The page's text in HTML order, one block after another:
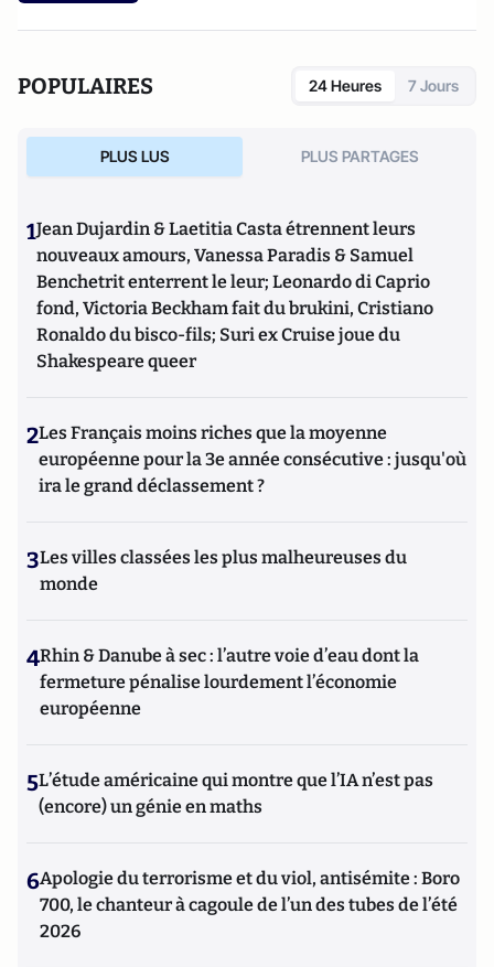
POPULAIRES 24 Heures 7 Jours
PLUS LUS PLUS PARTAGES
1Jean Dujardin & Laetitia Casta étrennent leurs
nouveaux amours, Vanessa Paradis & Samuel
Benchetrit enterrent le leur; Leonardo di Caprio
fond, Victoria Beckham fait du brukini, Cristiano
Ronaldo du bisco-fils; Suri ex Cruise joue du
Shakespeare queer
2Les Français moins riches que la moyenne
européenne pour la 3e année consécutive : jusqu'où
ira le grand déclassement ?
3Les villes classées les plus malheureuses du
monde
4Rhin & Danube à sec : l’autre voie d’eau dont la
fermeture pénalise lourdement l’économie
européenne
5L’étude américaine qui montre que l’IA n’est pas
(encore) un génie en maths
6Apologie du terrorisme et du viol, antisémite : Boro
700, le chanteur à cagoule de l’un des tubes de l’été
2026